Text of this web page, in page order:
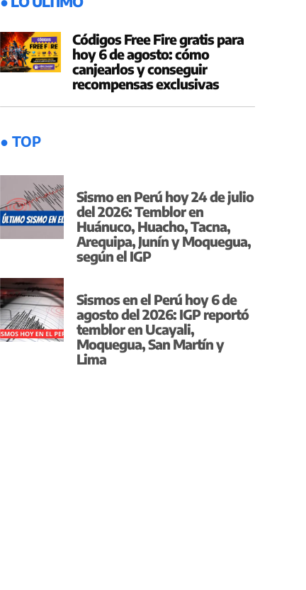
Códigos Free Fire gratis para
hoy 6 de agosto: cómo
canjearlos y conseguir
recompensas exclusivas
● TOP
Sismo en Perú hoy 24 de julio
del 2026: Temblor en
Huánuco, Huacho, Tacna,
Arequipa, Junín y Moquegua,
según el IGP
Sismos en el Perú hoy 6 de
agosto del 2026: IGP reportó
temblor en Ucayali,
Moquegua, San Martín y
Lima